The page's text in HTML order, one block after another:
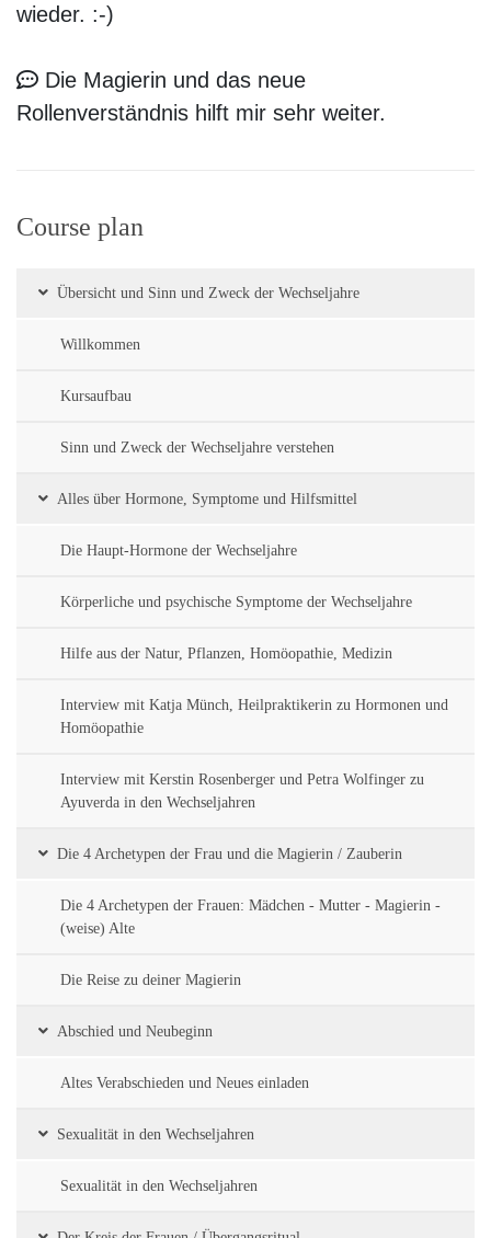
wieder. :-)
Die Magierin und das neue
Rollenverständnis hilft mir sehr weiter.
Course plan
Übersicht und Sinn und Zweck der Wechseljahre
Willkommen
Kursaufbau
Sinn und Zweck der Wechseljahre verstehen
Alles über Hormone, Symptome und Hilfsmittel
Die Haupt-Hormone der Wechseljahre
Körperliche und psychische Symptome der Wechseljahre
Hilfe aus der Natur, Pflanzen, Homöopathie, Medizin
Interview mit Katja Münch, Heilpraktikerin zu Hormonen und
Homöopathie
Interview mit Kerstin Rosenberger und Petra Wolfinger zu
Ayuverda in den Wechseljahren
Die 4 Archetypen der Frau und die Magierin / Zauberin
Die 4 Archetypen der Frauen: Mädchen - Mutter - Magierin -
(weise) Alte
Die Reise zu deiner Magierin
Abschied und Neubeginn
Altes Verabschieden und Neues einladen
Sexualität in den Wechseljahren
Sexualität in den Wechseljahren